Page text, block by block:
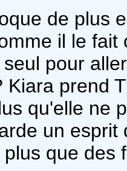
de plus
il le
pour
Kiara prend
qu'elle ne
un
que des